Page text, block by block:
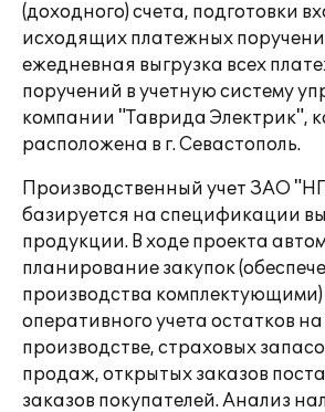
(доходного) счета, подготовки
исходящих платежных
ежедневная выгрузка всех
поручений в учетную систему
компании "Таврида Электрик",
расположена в г. Севастополь.
Производственный учет ЗАО
базируется на спецификации
продукции. В ходе проекта
планирование закупок
производства
оперативного учета остатков
производстве, страховых
продаж, открытых заказов
заказов покупателей. Анализ